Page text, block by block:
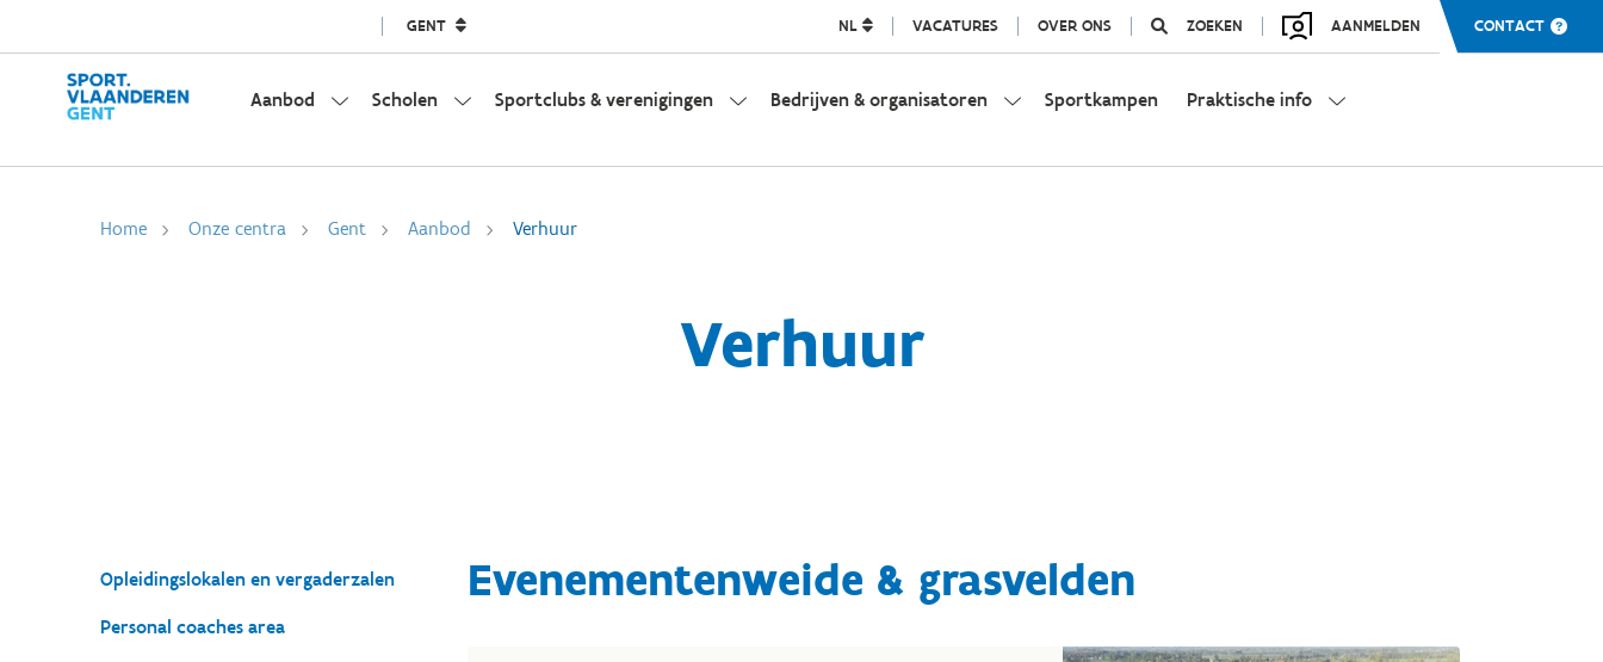
GENT NL VACATURES OVER ONS ZOEKEN AANMELDEN CONTACT
Aanbod Scholen Sportclubs & verenigingen Bedrijven & organisatoren Sportkampen Praktische info
Home Onze centra Gent Aanbod Verhuur
Verhuur
Opleidingslokalen en vergaderzalen
Personal coaches area
Evenementenweide & grasvelden